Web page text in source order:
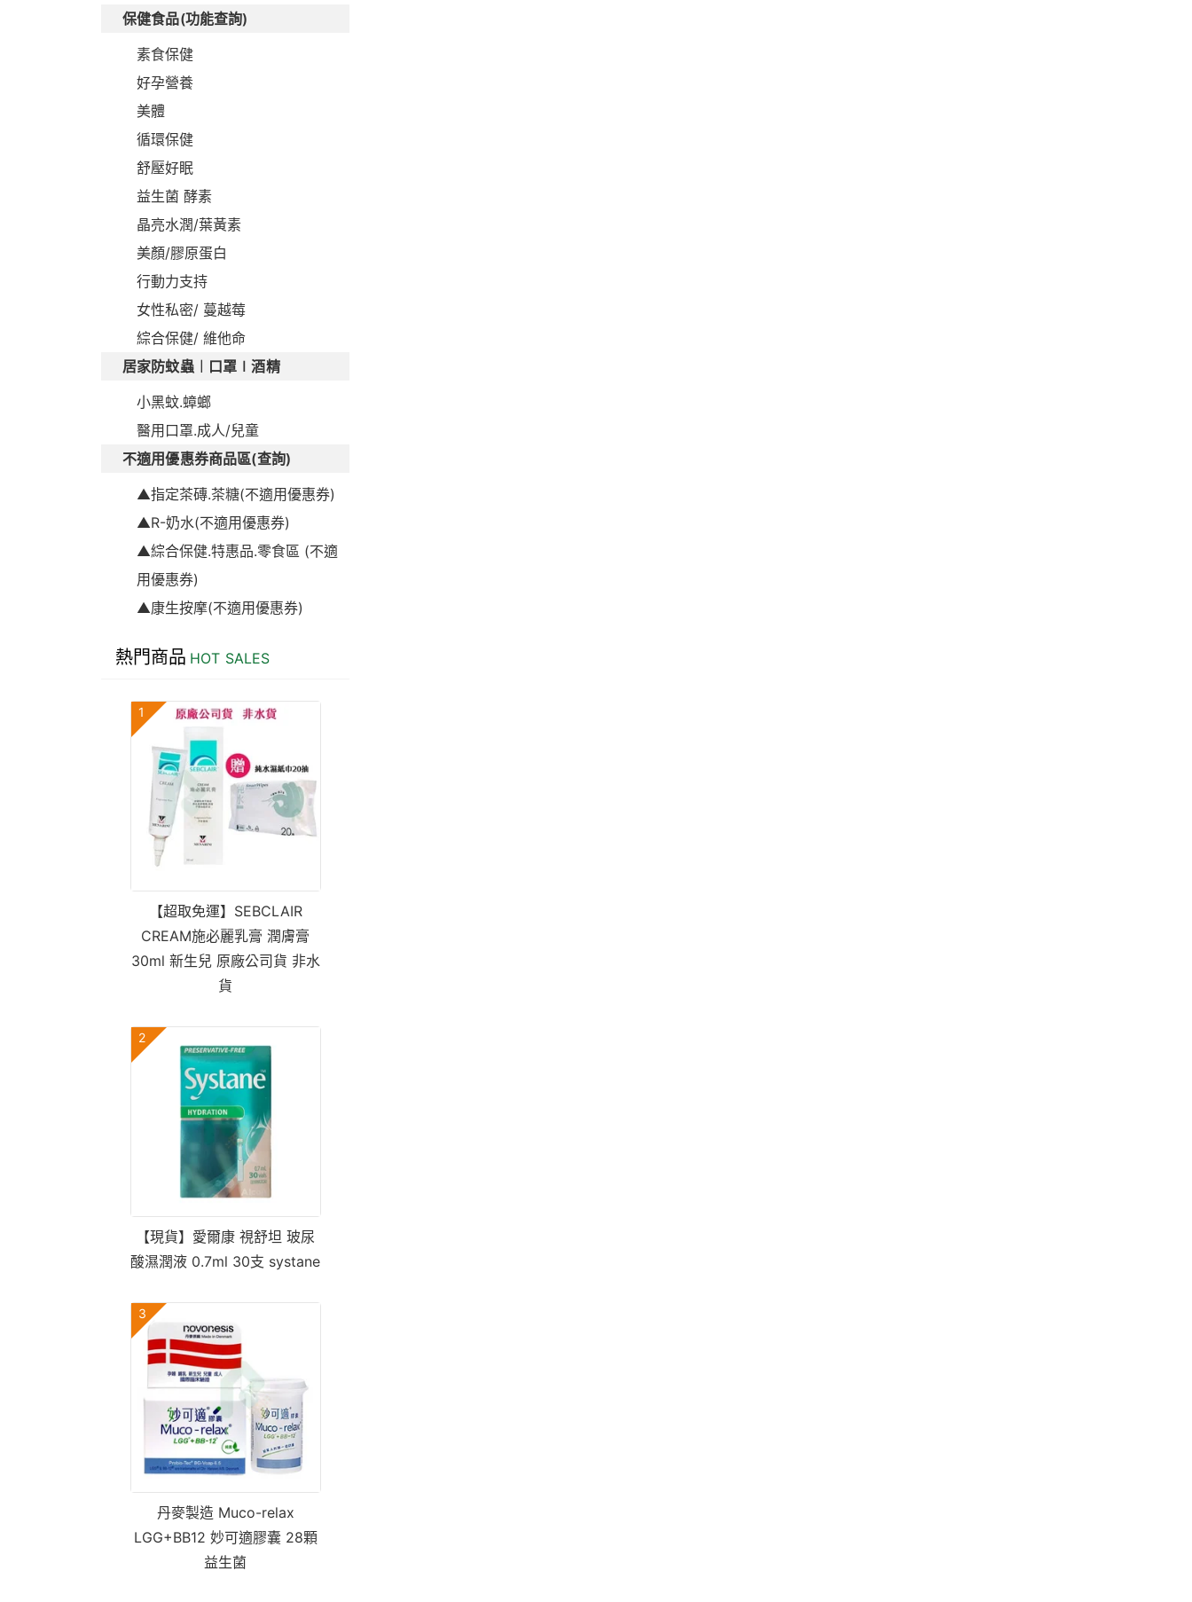
保健食品(功能查詢)
素食保健
好孕營養
美體
循環保健
舒壓好眠
益生菌 酵素
晶亮水潤/葉黃素
美顏/膠原蛋白
行動力支持
女性私密/ 蔓越莓
綜合保健/ 維他命
居家防蚊蟲︱口罩∣酒精
小黑蚊.蟑螂
醫用口罩.成人/兒童
不適用優惠券商品區(查詢)
▲指定茶磚.茶糖(不適用優惠券)
▲R-奶水(不適用優惠券)
▲綜合保健.特惠品.零食區 (不適
用優惠券)
▲康生按摩(不適用優惠券)
熱門商品 HOT SALES
1
【超取免運】SEBCLAIR
CREAM施必麗乳膏 潤膚膏
30ml 新生兒 原廠公司貨 非水
貨
2
【現貨】愛爾康 視舒坦 玻尿
酸濕潤液 0.7ml 30支 systane
3
丹麥製造 Muco-relax
LGG+BB12 妙可適膠囊 28顆
益生菌